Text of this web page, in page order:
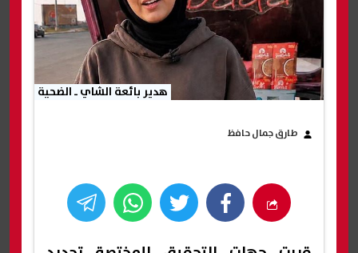
هدير بائعة الشاي ـ الضحية
طارق جمال حافظ